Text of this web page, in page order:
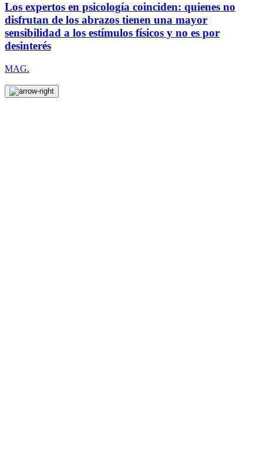
Los expertos en psicología coinciden: quienes no
disfrutan de los abrazos tienen una mayor
sensibilidad a los estímulos físicos y no es por
desinterés
MAG.